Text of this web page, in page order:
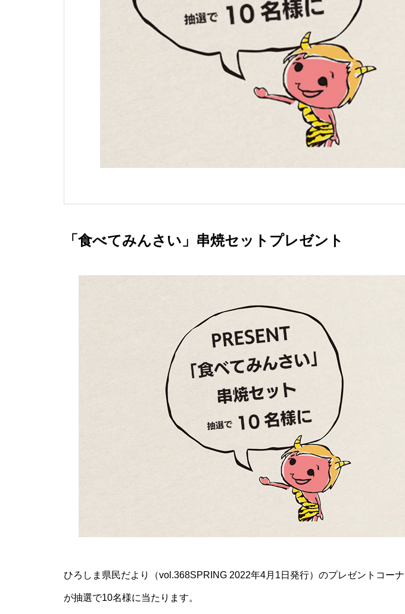
「食べてみんさい」串焼セットプレゼント
ひろしま県民だより（vol.368SPRING 2022年4月1日発行）のプレゼントコー
が抽選で10名様に当たります。